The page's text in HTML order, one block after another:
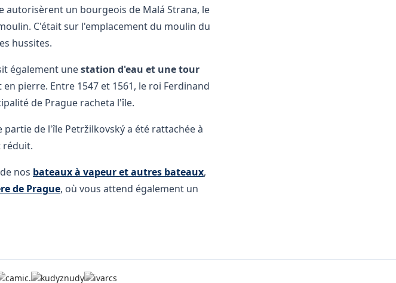
autorisèrent un bourgeois de Malá Strana, le
C'était sur l'emplacement du moulin du
hussites.
également unestation d'eau et une tour
pierre. Entre 1547 et 1561, le roi Ferdinand
de Prague racheta l'île.
de l'île Petržilkovský a été rattachée à
réduit.
nos bateaux à vapeur et autres bateaux,
de Prague, où vous attend également un